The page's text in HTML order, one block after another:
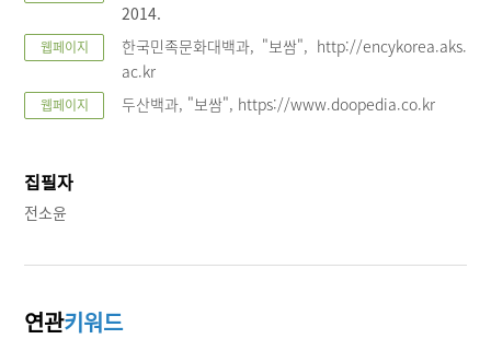
2014.
웹페이지
한국민족문화대백과, "보쌈", http://encykorea.aks.
ac.kr
웹페이지 두산백과, "보쌈", https://www.doopedia.co.kr
집필자
전소윤
연관키워드